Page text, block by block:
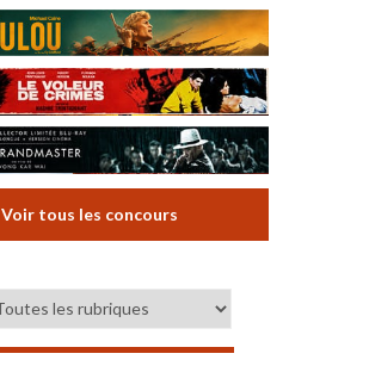
Voir tous les concours